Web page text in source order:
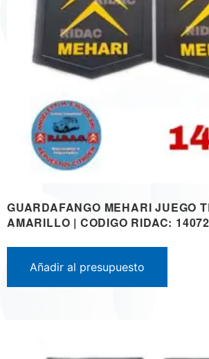
GUARDAFANGO MEHARI JUEGO
AMARILLO | CODIGO RIDAC: 14072
Añadir al presupuesto